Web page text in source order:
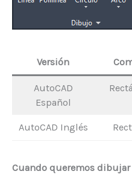
Versión
AutoCAD
Español
AutoCAD Inglés
Cuando queremos